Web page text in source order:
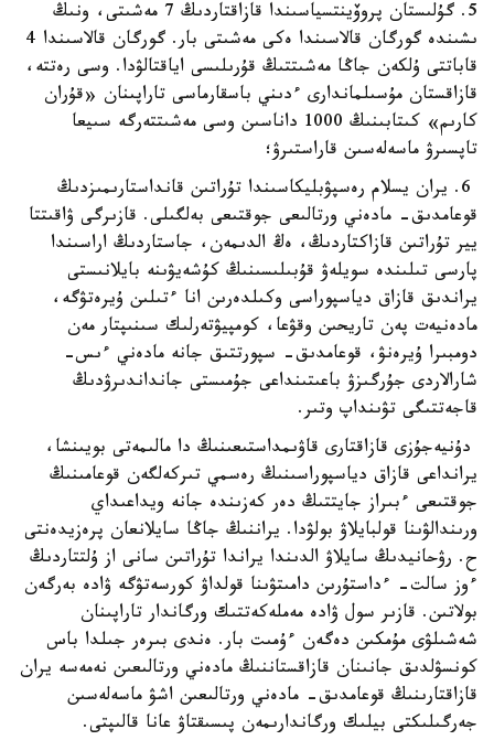
5. گۇلىستان پروۆينتسياسىندا قازاقتاردىڭ 7 مەشىتى، ونىڭ
ىشىندە گورگان قالاسىندا ەكى مەشىتى بار. گورگان قالاسىندا 4
قاباتتى ۇلكەن جاڭا مەشىتتىڭ قۇرىلىسى اياقتالۋدا. وسى رەتتە،
قازاقستان مۇسىلماندارى ءدىني باسقارماسى تاراپىنان «قۇران
كارىم» كىتابىنىڭ 1000 داناسىن وسى مەشىتتەرگە سىيعا
تاپسىرۋ ماسەلەسىن قاراستىرۋ؛
6. يران يسلام رەسپۋبليكاسىندا تۇراتىن قانداستارىمىزدىڭ
قوعامدىق- مادەني ورتالىعى جوقتىعى بەلگىلى. قازىرگى ۋاقىتتا
يير تۇراتىن قازاكتاردىڭ، ەڭ الدىمەن، جاستاردىڭ اراسىندا
پارسى تىلىندە سويلەۋ قۇبىلىسىنىڭ كۇشەيۋىنە بايلانىستى
يراندىق قازاق دياسپوراسى وكىلدەرىن انا ءتىلىن ۇيرەتۋگە،
مادەنيەت پەن تاريحىن وقۋعا، كومپيۋتەرلىك سىنىپتار مەن
دومبىرا ۇيرەنۋ، قوعامدىق- سپورتتىق جانە مادەني ءىس-
شارالاردى جۇرگىزۋ باعىتىنداعى جۇمىستى جانداندىرۋدىڭ
قاجەتتىگى تۋىنداپ وتىر.
دۇنيەجۇزى قازاقتارى قاۋىمداستىعىنىڭ دا مالىمەتى بويىنشا،
يرانداعى قازاق دياسپوراسىنىڭ رەسمي تىركەلگەن قوعامىنىڭ
جوقتىعى ءبىراز جايتتىڭ دەر كەزىندە جانە ويداعىداي
ورىندالۋىنا قولبايلاۋ بولۋدا. يراننىڭ جاڭا سايلانعان پرەزيدەنتى
ح. رۋحانيدىڭ سايلاۋ الدىندا يراندا تۇراتىن سانى از ۇلتتاردىڭ
ءوز سالت- ءداستۇرىن دامىتۋىنا قولداۋ كورسەتۋگە ۋادە بەرگەن
بولاتىن. قازىر سول ۋادە مەملەكەتتىك ورگاندار تاراپىنان
شەشىلۋى مۇمكىن دەگەن ءۇمىت بار. ەندى بىرەر جىلدا باس
كونسۋلدىق جانىنان قازاقستاننىڭ مادەني ورتالىعىن نەمەسە يران
قازاقتارىنىڭ قوعامدىق- مادەني ورتالىعىن اشۋ ماسەلەسىن
جەرگىلىكتى بيلىك ورگاندارىمەن پىسىقتاۋ عانا قالىپتى.